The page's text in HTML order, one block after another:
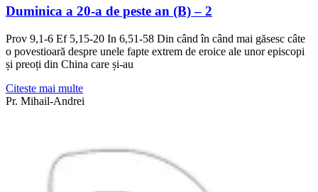
Duminica a 20-a de peste an (B) – 2
Prov 9,1-6 Ef 5,15-20 In 6,51-58 Din când în când mai găsesc câte
o povestioară despre unele fapte extrem de eroice ale unor episcopi
și preoți din China care și-au
Citeste mai multe
Pr. Mihail-Andrei